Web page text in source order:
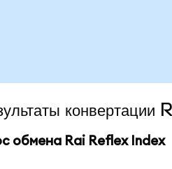
обмена Rai Reflex Index